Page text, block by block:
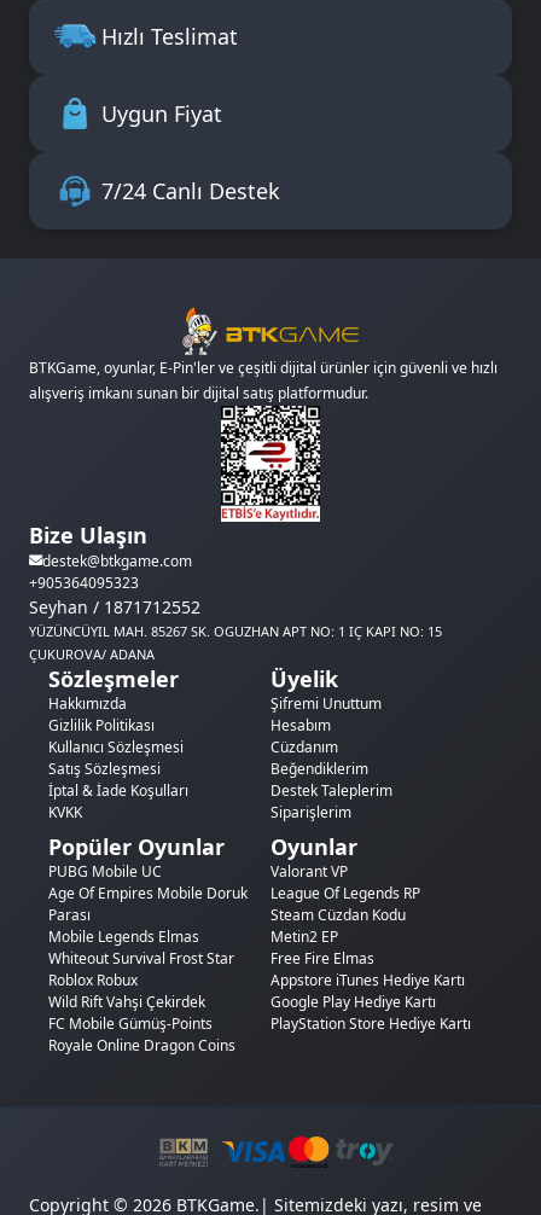
Hızlı Teslimat
Uygun Fiyat
7/24 Canlı Destek
BTKGame, oyunlar, E-Pin'ler ve çeşitli dijital ürünler için güvenli ve hızlı
alışveriş imkanı sunan bir dijital satış platformudur.
Bize Ulaşın
destek@btkgame.com
+905364095323
Seyhan / 1871712552
YÜZÜNCÜYIL MAH. 85267 SK. OGUZHAN APT NO: 1 IÇ KAPI NO: 15
ÇUKUROVA/ ADANA
Sözleşmeler
Hakkımızda
Gizlilik Politikası
Kullanıcı Sözleşmesi
Satış Sözleşmesi
İptal & İade Koşulları
KVKK
Üyelik
Şifremi Unuttum
Hesabım
Cüzdanım
Beğendiklerim
Destek Taleplerim
Siparişlerim
Popüler Oyunlar
PUBG Mobile UC
Age Of Empires Mobile Doruk
Parası
Mobile Legends Elmas
Whiteout Survival Frost Star
Roblox Robux
Wild Rift Vahşi Çekirdek
FC Mobile Gümüş-Points
Royale Online Dragon Coins
Oyunlar
Valorant VP
League Of Legends RP
Steam Cüzdan Kodu
Metin2 EP
Free Fire Elmas
Appstore iTunes Hediye Kartı
Google Play Hediye Kartı
PlayStation Store Hediye Kartı
Copyright © 2026 BTKGame.| Sitemizdeki yazı, resim ve